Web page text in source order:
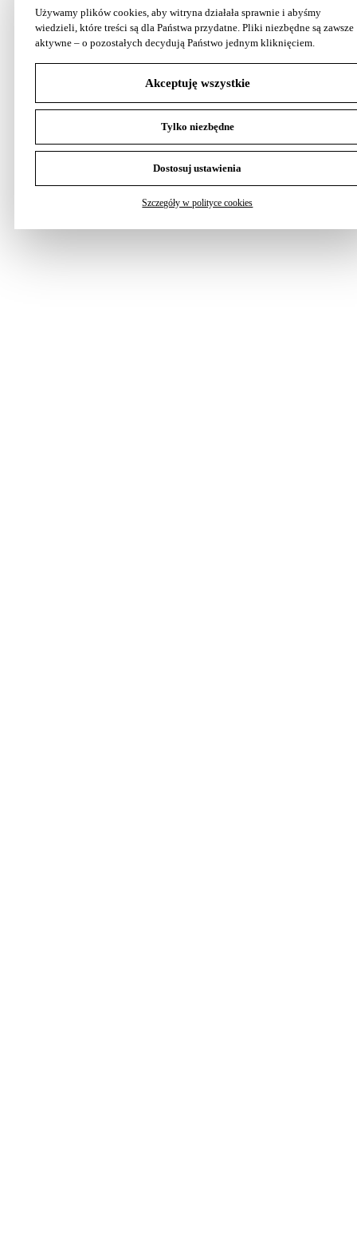
Używamy plików cookies, aby witryna działała sprawnie i abyśmy
wiedzieli, które treści są dla Państwa przydatne. Pliki niezbędne są zawsze
aktywne – o pozostałych decydują Państwo jednym kliknięciem.
Akceptuję wszystkie
Tylko niezbędne
Dostosuj ustawienia
Szczegóły w polityce cookies